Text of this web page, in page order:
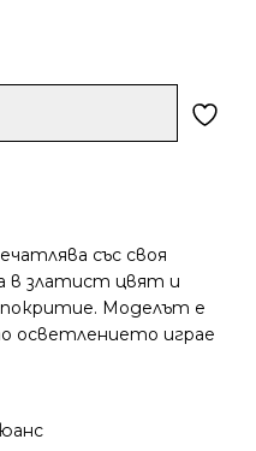
със своя
в златист цвят и
Моделът е
осветлението играе